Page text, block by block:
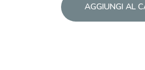
AGGIUNGI AL